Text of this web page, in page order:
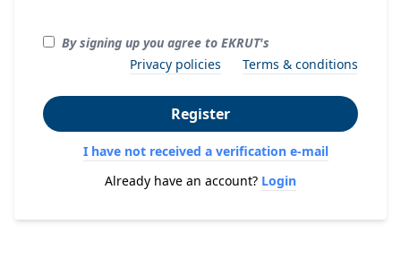
By signing up you agree to EKRUT's
Privacy policies
Terms & conditions
Register
I have not received a verification e-mail
Already have an account? Login